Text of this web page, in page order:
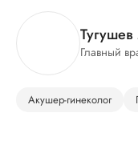
Тугушев
Главный
Акушер-гинеколог